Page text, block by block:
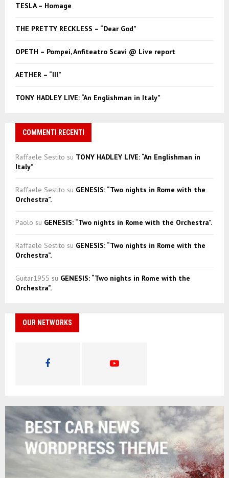
o
TESLA – Homage
THE PRETTY RECKLESS – “Dear God”
OPETH – Pompei, Anfiteatro Scavi @ Live report
AETHER – “III”
TONY HADLEY LIVE: “An Englishman in Italy”
COMMENTI RECENTI
Raffaele Sestito su TONY HADLEY LIVE: “An Englishman in
Italy”
Raffaele Sestito su GENESIS: “Two nights in Rome with the
Orchestra”.
Paolo su GENESIS: “Two nights in Rome with the Orchestra”.
Raffaele Sestito su GENESIS: “Two nights in Rome with the
Orchestra”.
Guitar1955 su GENESIS: “Two nights in Rome with the
Orchestra”.
OUR NETWORKS